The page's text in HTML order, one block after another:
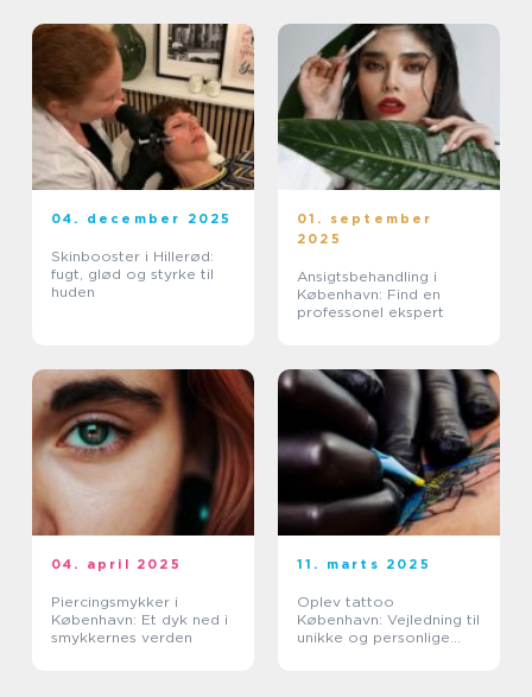
04. december 2025
Skinbooster i Hillerød:
fugt, glød og styrke til
huden
01. september
2025
Ansigtsbehandling i
København: Find en
professonel ekspert
04. april 2025
Piercingsmykker i
København: Et dyk ned i
smykkernes verden
11. marts 2025
Oplev tattoo
København: Vejledning til
unikke og personlige